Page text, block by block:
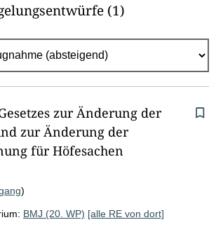
h
(1)
zur Änderung der
zur Änderung der
für Höfesachen
)
BMJ (20. WP) [alle RE von dort]